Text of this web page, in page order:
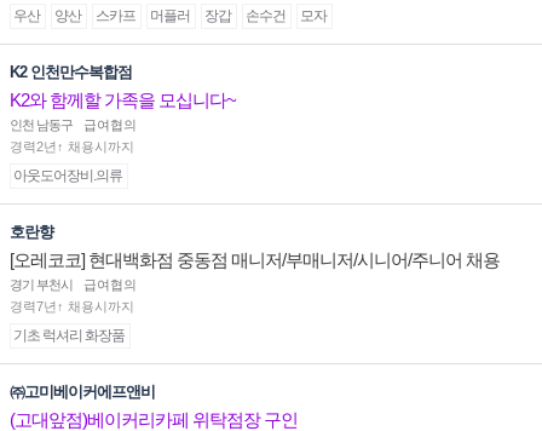
우산 양산 스카프 머플러 장갑 손수건 모자
K2 인천만수복합점
K2와 함께할 가족을 모십니다~
인천 남동구
급여협의
경력2년↑ 채용시까지
아웃도어장비.의류
호란향
[오레코코] 현대백화점 중동점 매니저/부매니저/시니어/주니어 채용
경기 부천시
급여협의
경력7년↑ 채용시까지
기초 럭셔리 화장품
㈜고미베이커에프앤비
(고대앞점)베이커리카페 위탁점장 구인